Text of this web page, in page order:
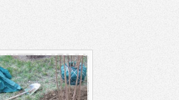
荫公园 植物
家 猫